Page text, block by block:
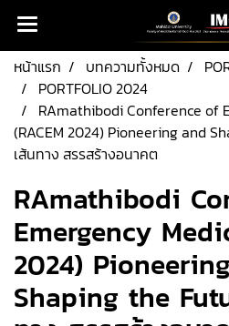
หน้าแรก บทความทั้งหมด
PORTFOLIO 2024
RAmathibodi Conference of
(RACEM 2024) Pioneering and
เส้นทาง สรรสร้างอนาคต
RAmathibodi
Emergency
2024)
Shaping the